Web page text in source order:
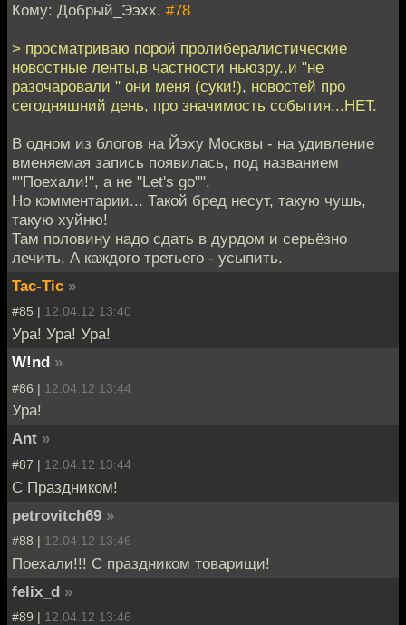
Кому: Добрый_Ээхх, #78
> просматриваю порой пролибералистические
новостные ленты,в частности ньюзру..и "не
разочаровали " они меня (суки!), новостей про
сегодняшний день, про значимость события...НЕТ.
В одном из блогов на Йэху Москвы - на удивление
вменяемая запись появилась, под названием
""Поехали!", а не "Let's go"".
Но комментарии... Такой бред несут, такую чушь,
такую хуйню!
Там половину надо сдать в дурдом и серьёзно
лечить. А каждого третьего - усыпить.
Tac-Tic »
#85 | 12.04.12 13:40
Ура! Ура! Ура!
W!nd »
#86 | 12.04.12 13:44
Ура!
Ant »
#87 | 12.04.12 13:44
С Праздником!
petrovitch69 »
#88 | 12.04.12 13:46
Поехали!!! С праздником товарищи!
felix_d »
#89 | 12.04.12 13:46